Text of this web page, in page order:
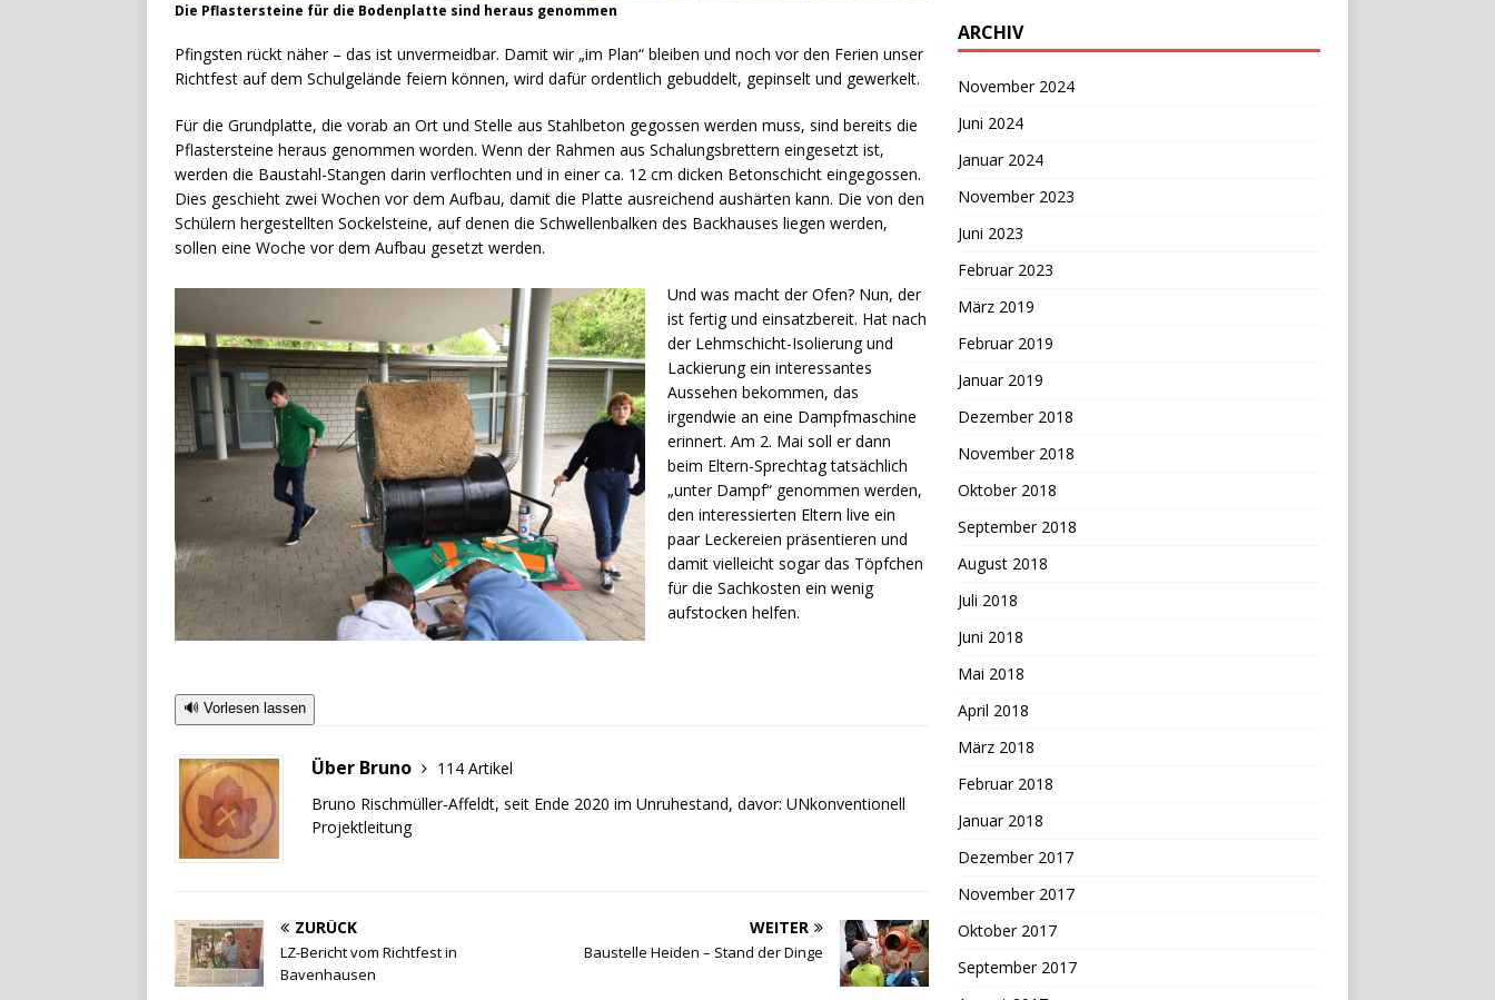
Die Pflastersteine für die Bodenplatte sind heraus genommen
Pfingsten rückt näher – das ist unvermeidbar. Damit wir „im Plan“ bleiben und noch vor den Ferien unser
Richtfest auf dem Schulgelände feiern können, wird dafür ordentlich gebuddelt, gepinselt und gewerkelt.
Für die Grundplatte, die vorab an Ort und Stelle aus Stahlbeton gegossen werden muss, sind bereits die
Pflastersteine heraus genommen worden. Wenn der Rahmen aus Schalungsbrettern eingesetzt ist,
werden die Baustahl-Stangen darin verflochten und in einer ca. 12 cm dicken Betonschicht eingegossen.
Dies geschieht zwei Wochen vor dem Aufbau, damit die Platte ausreichend aushärten kann. Die von den
Schülern hergestellten Sockelsteine, auf denen die Schwellenbalken des Backhauses liegen werden,
sollen eine Woche vor dem Aufbau gesetzt werden.
Und was macht der Ofen? Nun, der
ist fertig und einsatzbereit. Hat nach
der Lehmschicht-Isolierung und
Lackierung ein interessantes
Aussehen bekommen, das
irgendwie an eine Dampfmaschine
erinnert. Am 2. Mai soll er dann
beim Eltern-Sprechtag tatsächlich
„unter Dampf“ genommen werden,
den interessierten Eltern live ein
paar Leckereien präsentieren und
damit vielleicht sogar das Töpfchen
für die Sachkosten ein wenig
aufstocken helfen.
🔊 Vorlesen lassen
Über Bruno
114 Artikel
Bruno Rischmüller-Affeldt, seit Ende 2020 im Unruhestand, davor: UNkonventionell
Projektleitung
ZURÜCK
LZ-Bericht vom Richtfest in
Bavenhausen
WEITER
Baustelle Heiden – Stand der Dinge
ARCHIV
November 2024
Juni 2024
Januar 2024
November 2023
Juni 2023
Februar 2023
März 2019
Februar 2019
Januar 2019
Dezember 2018
November 2018
Oktober 2018
September 2018
August 2018
Juli 2018
Juni 2018
Mai 2018
April 2018
März 2018
Februar 2018
Januar 2018
Dezember 2017
November 2017
Oktober 2017
September 2017